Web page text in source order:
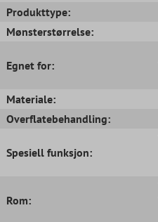
Produkttype:
Mønsterstørrelse:
Egnet for:
Materiale:
Overflatebehandling:
Spesiell funksjon:
Rom: